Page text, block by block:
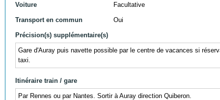
Voiture Facultative
Transport en commun Oui
Précision(s) supplémentaire(s)
Gare d'Auray puis navette possible par le centre de vacances si
taxi.
Itinéraire train / gare
Par Rennes ou par Nantes. Sortir à Auray direction Quiberon.